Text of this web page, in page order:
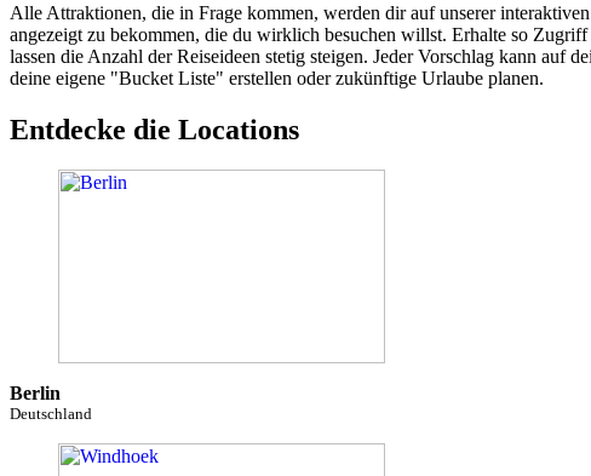
Alle Attraktionen, die in Frage kommen, werden dir auf unserer
angezeigt zu bekommen, die du wirklich besuchen willst. Erhalte so
lassen die Anzahl der Reiseideen stetig steigen. Jeder Vorschlag kann
deine eigene "Bucket Liste" erstellen oder zukünftige Urlaube planen.
Entdecke die Locations
Berlin
Deutschland